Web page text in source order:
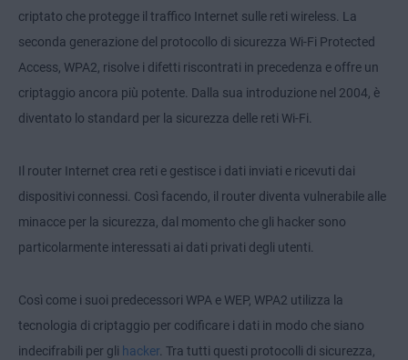
criptato che protegge il traffico Internet sulle reti wireless. La
seconda generazione del protocollo di sicurezza Wi-Fi Protected
Access, WPA2, risolve i difetti riscontrati in precedenza e offre un
criptaggio ancora più potente. Dalla sua introduzione nel 2004, è
diventato lo standard per la sicurezza delle reti Wi-Fi.
Il router Internet crea reti e gestisce i dati inviati e ricevuti dai
dispositivi connessi. Così facendo, il router diventa vulnerabile alle
minacce per la sicurezza, dal momento che gli hacker sono
particolarmente interessati ai dati privati degli utenti.
Così come i suoi predecessori WPA e WEP, WPA2 utilizza la
tecnologia di criptaggio per codificare i dati in modo che siano
indecifrabili per gli hacker. Tra tutti questi protocolli di sicurezza,